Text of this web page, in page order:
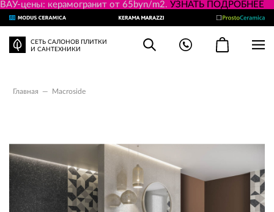
ВАУ-цены: керамогранит от 65byn/m2. УЗНАТЬ ПОДРОБНЕЕ
СЕТЬ САЛОНОВ ПЛИТКИ
И САНТЕХНИКИ
Главная — Macroside